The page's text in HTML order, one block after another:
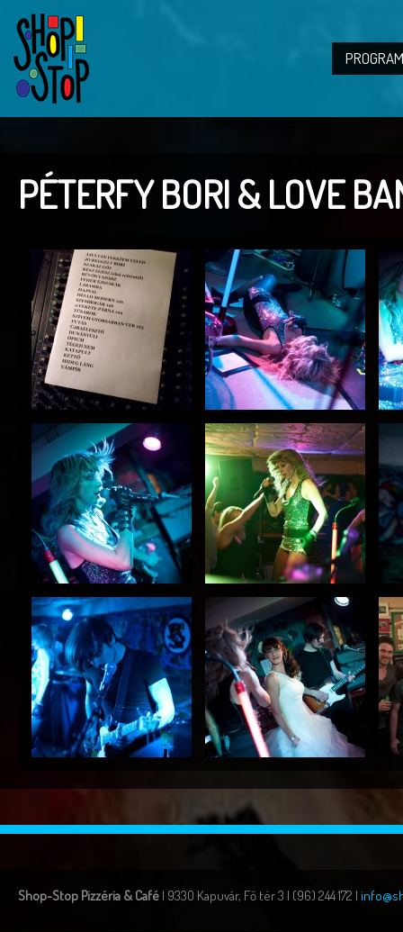
PÉTERFY BORI & LOVE
Shop-Stop Pizzéria & Café | 9330 Kapuvár, Fő tér 3 | (96) 244 172 |